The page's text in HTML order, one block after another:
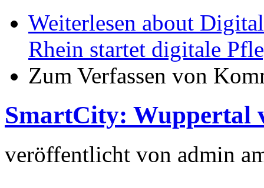
Weiterlesen about
Rhein startet digitale
Zum Verfassen von
SmartCity: Wuppertal
veröffentlicht von admin